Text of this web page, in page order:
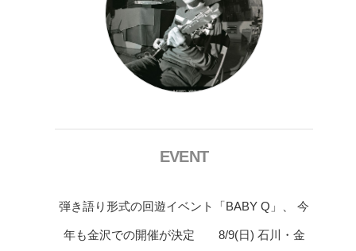
EVENT
弾き語り形式の回遊イベント「BABY Q」、 今
年も金沢での開催が決定 8/9(日) 石川・金